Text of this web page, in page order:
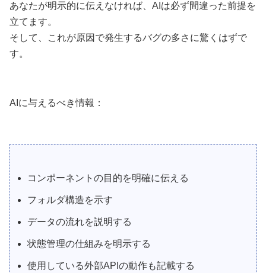
あなたが明示的に伝えなければ、AIは必ず間違った前提を
立てます。
そして、これが原因で発生するバグの多さに驚くはずで
す。
AIに与えるべき情報：
コンポーネントの目的を明確に伝える
フォルダ構造を示す
データの流れを説明する
状態管理の仕組みを明示する
使用している外部APIの動作も記載する